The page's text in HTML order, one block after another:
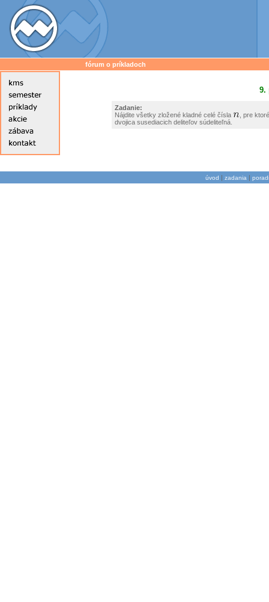
fórum o príkladoch
9.
Zadanie:
Nájdite všetky zložené kladné celé čísla
, pre
dvojica susediacich deliteľov súdeliteľná.
úvod | zadania |